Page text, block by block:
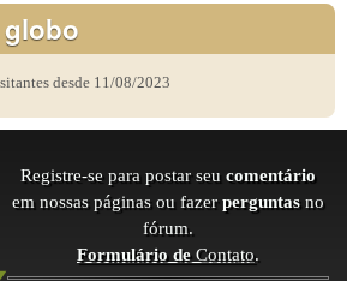
desde 11/08/2023
Registre-se para postar seu comentário
em nossas páginas ou fazer perguntas no
fórum.
Formulário deContato.